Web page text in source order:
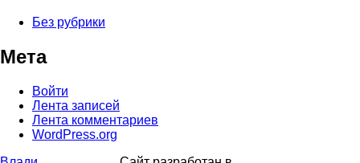
Без рубрики
Мета
Войти
Лента записей
Лента комментариев
WordPress.org